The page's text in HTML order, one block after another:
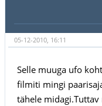
05-12-2010, 16:11
Selle muuga ufo
filmiti mingi
tähele